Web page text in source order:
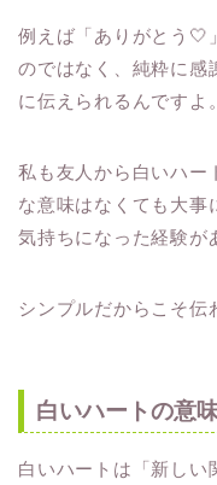
例えば「ありがとう🤍
のではなく、純粋に感
に伝えられるんですよ。
私も友人から白いハー
な意味はなくても大事
気持ちになった経験が
シンプルだからこそ伝
白いハートの意
白いハートは「新しい